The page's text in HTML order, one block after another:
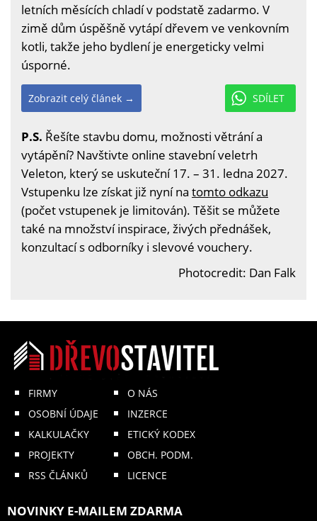
letních měsících chladí v podstatě zadarmo. V
zimě dům úspěšně vytápí dřevem ve venkovním
kotli, takže jeho bydlení je energeticky velmi
úsporné.
SDÍLET
Zobrazit celý článek →
P.S. Řešíte stavbu domu, možnosti větrání a
vytápění? Navštivte online stavební veletrh
Veleton, který se uskuteční 17. – 31. ledna 2027.
Vstupenku lze získat již nyní na tomto odkazu
(počet vstupenek je limitován). Těšit se můžete
také na množství inspirace, živých přednášek,
konzultací s odborníky i slevové vouchery.
Photocredit: Dan Falk
FIRMY
OSOBNÍ ÚDAJE
KALKULAČKY
PROJEKTY
RSS ČLÁNKŮ
O NÁS
INZERCE
ETICKÝ KODEX
OBCH. PODM.
LICENCE
NOVINKY E-MAILEM ZDARMA